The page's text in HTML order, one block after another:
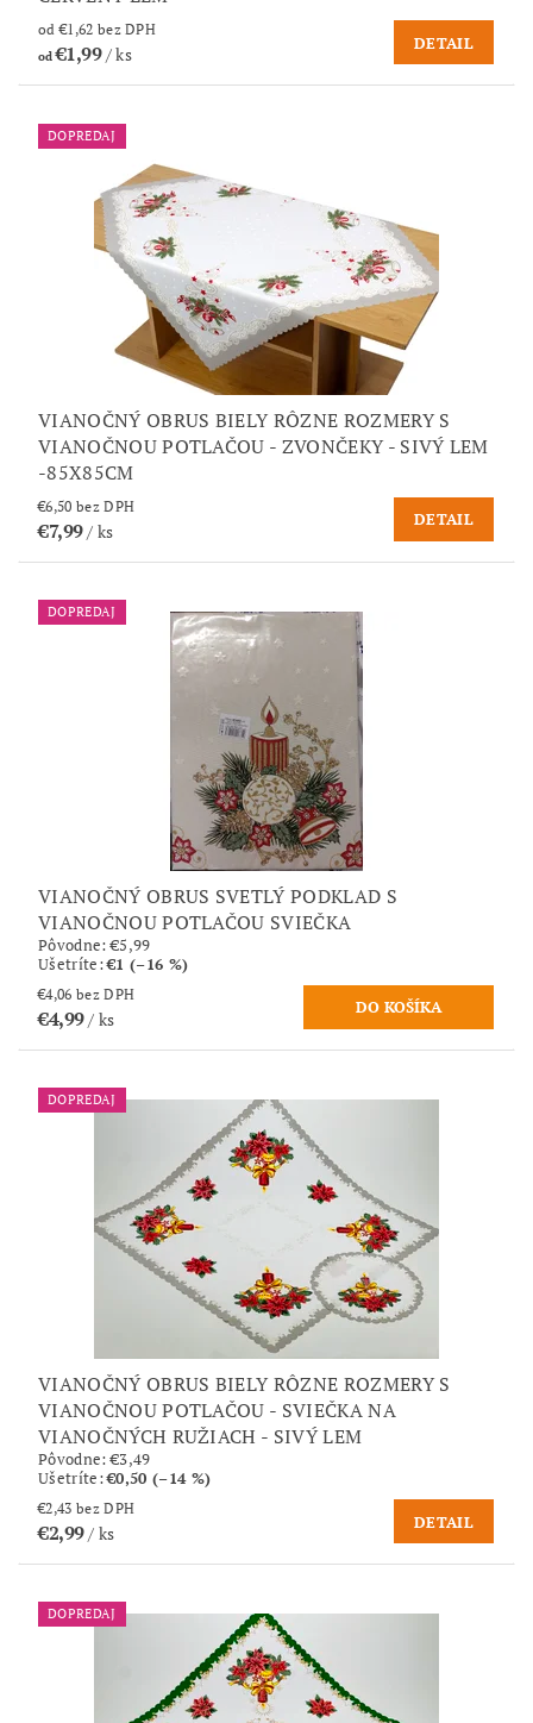
od €1,62 bez DPH
od€1,99/ ks
DETAIL
DOPREDAJ
VIANOČNÝ OBRUS BIELY RÔZNE ROZMERY S
VIANOČNOU POTLAČOU - ZVONČEKY - SIVÝ LEM
-85X85CM
€6,50 bez DPH
€7,99/ ks
DETAIL
DOPREDAJ
VIANOČNÝ OBRUS SVETLÝ PODKLAD S
VIANOČNOU POTLAČOU SVIEČKA
Pôvodne:€5,99
Ušetríte:€1 (–16 %)
€4,06 bez DPH
€4,99/ ks
DOPREDAJ
VIANOČNÝ OBRUS BIELY RÔZNE ROZMERY S
VIANOČNOU POTLAČOU - SVIEČKA NA
VIANOČNÝCH RUŽIACH - SIVÝ LEM
Pôvodne:€3,49
Ušetríte:€0,50 (–14 %)
€2,43 bez DPH
€2,99/ ks
DETAIL
DOPREDAJ